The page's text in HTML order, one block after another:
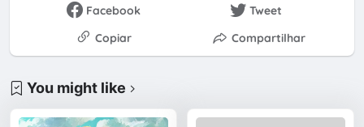
Facebook
Tweet
Copiar
Compartilhar
You might like